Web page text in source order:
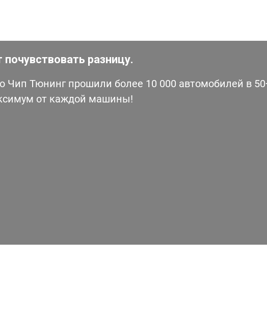
разницу.
Чип Тюнинг прошили более 10 000 автомобилей в
от каждой машины!